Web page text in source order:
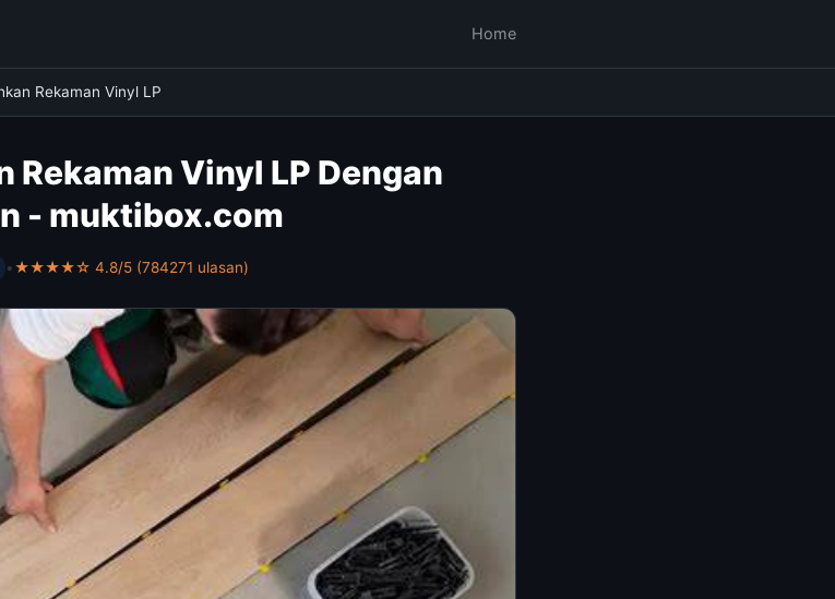
Home
Rekaman Vinyl LP
Rekaman Vinyl LP Dengan
- muktibox.com
•★★★★☆ 4.8/5 (784271 ulasan)